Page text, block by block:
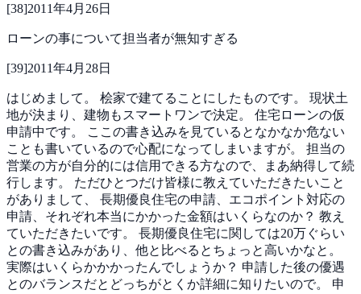
[38]2011年4月26日
ローンの事について担当者が無知すぎる
[39]2011年4月28日
はじめまして。 桧家で建てることにしたものです。 現状土
地が決まり、建物もスマートワンで決定。 住宅ローンの仮
申請中です。
ここの書き込みを見ているとなかなか危ない
ことも書いているので心配になってしまいますが。 担当の
営業の方が自分的には信用できる方なので、まあ納得して続
行します。 ただひとつだけ皆様に教えていただきたいこと
がありまして、 長期優良住宅の申請、エコポイント対応の
申請、それぞれ本当にかかった金額はいくらなのか？ 教え
ていただきたいです。 長期優良住宅に関しては20万ぐらい
との書き込みがあり、他と比べるとちょっと高いかなと。
実際はいくらかかかったんでしょうか？ 申請した後の優遇
とのバランスだとどっちがとくか詳細に知りたいので。 申